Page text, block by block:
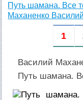
Путь шамана. Все
Маханенко
1
Василий
Путь шамана.